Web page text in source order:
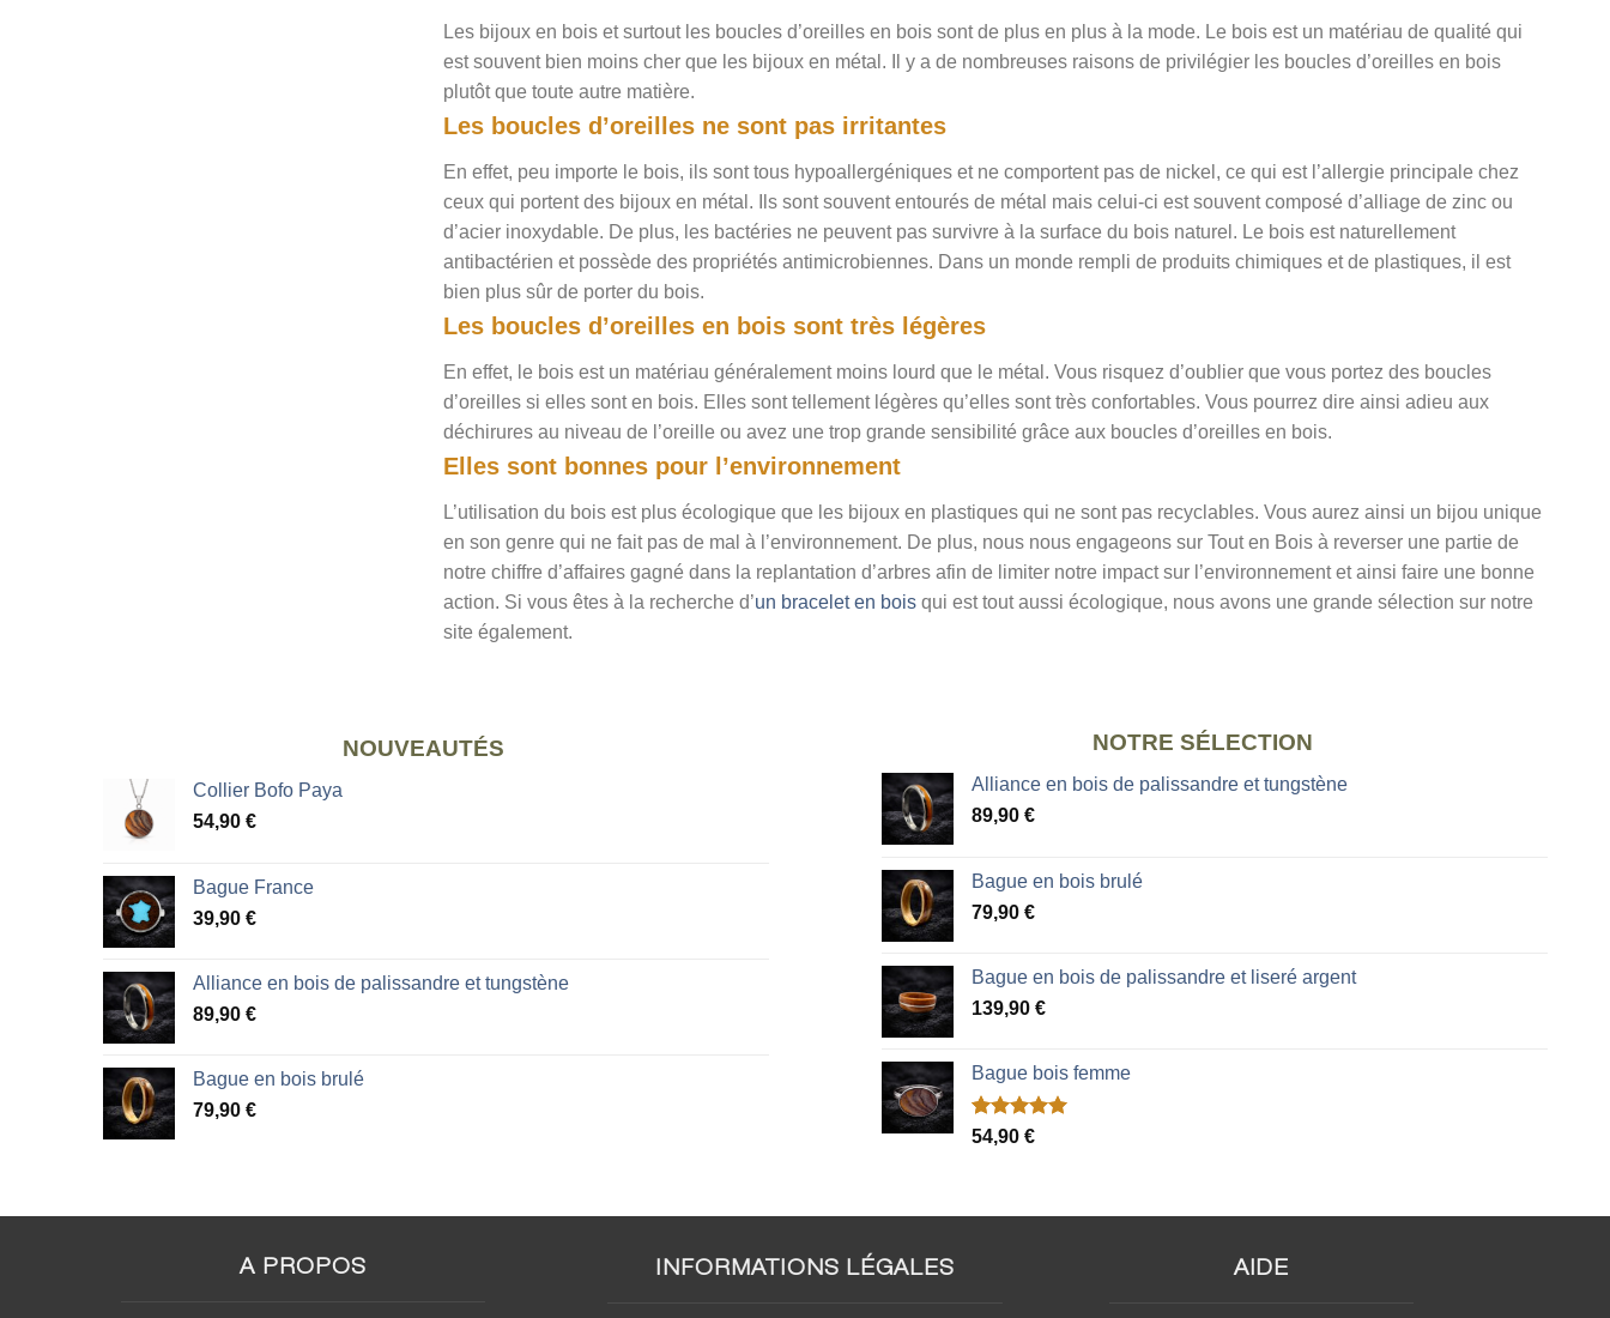
Les bijoux en bois et surtout les boucles d’oreilles en bois sont de plus en plus à la mode. Le bois est un matériau de qualité qui
est souvent bien moins cher que les bijoux en métal. Il y a de nombreuses raisons de privilégier les boucles d’oreilles en bois
plutôt que toute autre matière.
Les boucles d’oreilles ne sont pas irritantes
En effet, peu importe le bois, ils sont tous hypoallergéniques et ne comportent pas de nickel, ce qui est l’allergie principale chez
ceux qui portent des bijoux en métal. Ils sont souvent entourés de métal mais celui-ci est souvent composé d’alliage de zinc ou
d’acier inoxydable. De plus, les bactéries ne peuvent pas survivre à la surface du bois naturel. Le bois est naturellement
antibactérien et possède des propriétés antimicrobiennes. Dans un monde rempli de produits chimiques et de plastiques, il est
bien plus sûr de porter du bois.
Les boucles d’oreilles en bois sont très légères
En effet, le bois est un matériau généralement moins lourd que le métal. Vous risquez d’oublier que vous portez des boucles
d’oreilles si elles sont en bois. Elles sont tellement légères qu’elles sont très confortables. Vous pourrez dire ainsi adieu aux
déchirures au niveau de l’oreille ou avez une trop grande sensibilité grâce aux boucles d’oreilles en bois.
Elles sont bonnes pour l’environnement
L’utilisation du bois est plus écologique que les bijoux en plastiques qui ne sont pas recyclables. Vous aurez ainsi un bijou unique
en son genre qui ne fait pas de mal à l’environnement. De plus, nous nous engageons sur Tout en Bois à reverser une partie de
notre chiffre d’affaires gagné dans la replantation d’arbres afin de limiter notre impact sur l’environnement et ainsi faire une bonne
action. Si vous êtes à la recherche d’un bracelet en bois qui est tout aussi écologique, nous avons une grande sélection sur notre
site également.
NOUVEAUTÉS
Collier Bofo Paya
54,90 €
Bague France
39,90 €
Alliance en bois de palissandre et tungstène
89,90 €
Bague en bois brulé
79,90 €
NOTRE SÉLECTION
Alliance en bois de palissandre et tungstène
89,90 €
Bague en bois brulé
79,90 €
Bague en bois de palissandre et liseré argent
139,90 €
Bague bois femme
Noté5.00
2
54,90 €
A PROPOS INFORMATIONS LÉGALES AIDE